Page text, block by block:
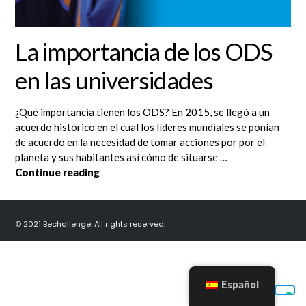
La importancia de los ODS
en las universidades
¿Qué importancia tienen los ODS? En 2015, se llegó a un
acuerdo histórico en el cual los líderes mundiales se ponían
de acuerdo en la necesidad de tomar acciones por por el
planeta y sus habitantes así cómo de situarse …
Continue readingLa importancia de los ODS en las
© 2021 Bechallenge. All rights reserved.
Español